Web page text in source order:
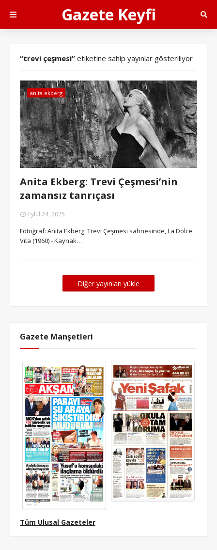
Gazete Keyfi
trevi çeşmesi etiketine sahip yayınlar gösteriliyor
anita ekberg
Anita Ekberg: Trevi Çeşmesi’nin
zamansız tanrıçası
Eylül 24, 2025
Fotoğraf: Anita Ekberg, Trevi Çeşmesi sahnesinde, La Dolce
Vita (1960) - Kaynak…
Diğer yayınları yükle
Gazete Manşetleri
Tüm Ulusal Gazeteler